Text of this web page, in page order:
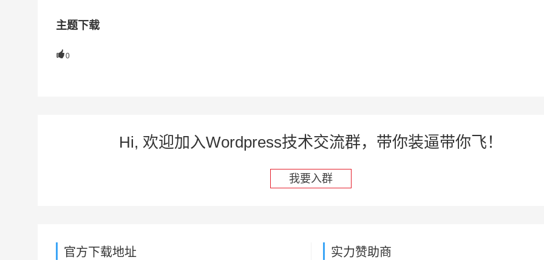
主题下载
0
Hi, 欢迎加入Wordpress技术交流群，带你装逼带你飞！
我要入群
官方下载地址 实力赞助商